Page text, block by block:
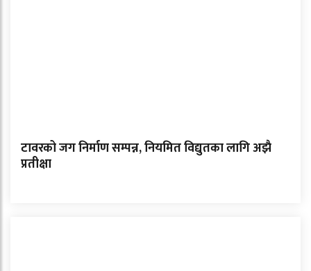
टावरको जग निर्माण सम्पन्न, नियमित विद्युतका लागि अझै
प्रतीक्षा